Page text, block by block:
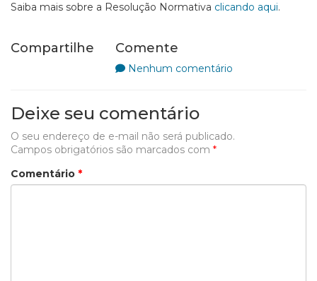
Saiba mais sobre a Resolução Normativa clicando aqui.
Compartilhe Comente
Nenhum comentário
Deixe seu comentário
O seu endereço de e-mail não será publicado.
Campos obrigatórios são marcados com *
Comentário *